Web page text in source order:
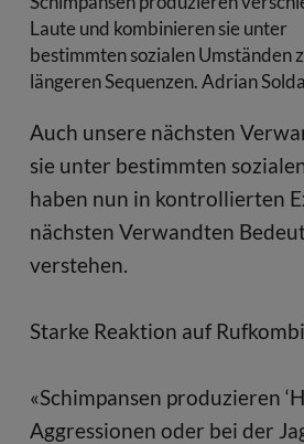
Laute und kombinieren sie unter
bestimmten sozialen Umständen
längeren Sequenzen. Adrian
Auch unsere nächsten
sie unter bestimmten
haben nun in kontrollierten
nächsten Verwandten
verstehen.
Starke Reaktion auf
«Schimpansen produzieren
Aggressionen oder bei der